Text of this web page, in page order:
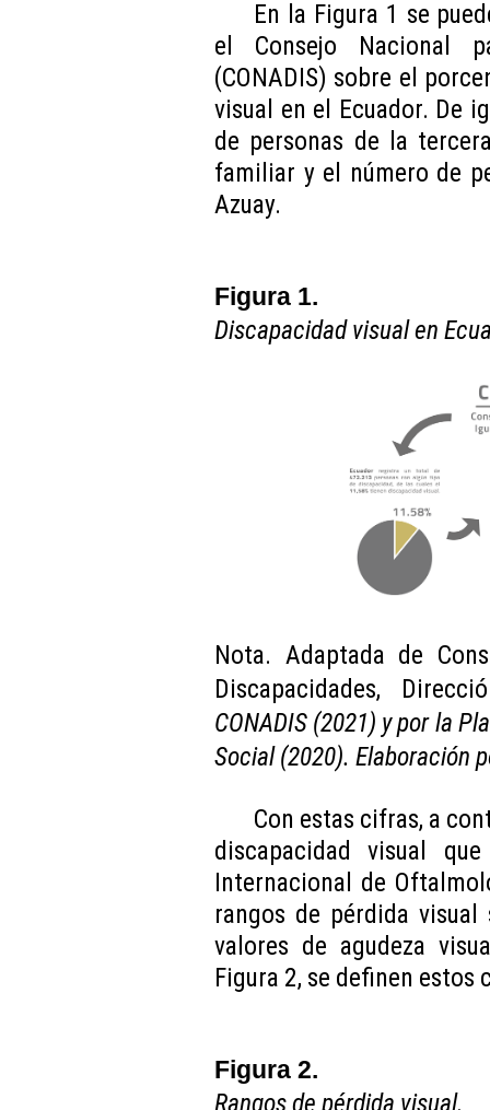
En la Figura 1 se
el Consejo Nacional
(CONADIS) sobre el
visual en el Ecuador. De
de personas de la
familiar y el número de
Azuay.
Figura 1.
Discapacidad visual en
Nota. Adaptada de
Discapacidades,
CONADIS (2021) y por la
Social (2020). Elaboración
Con estas cifras, a
discapacidad visual
Internacional de
rangos de pérdida
valores de agudeza
Figura 2, se definen estos
Figura 2.
Rangos de pérdida visual.